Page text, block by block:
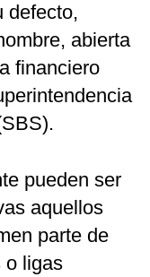
defecto,
abierta
financiero
pueden ser
aquellos
parte de
o ligas